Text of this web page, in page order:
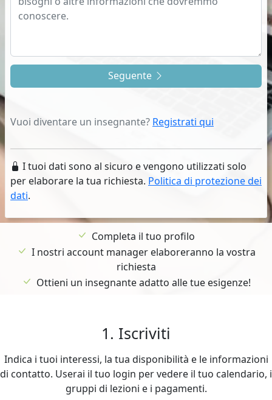
Seguente
Vuoi diventare un insegnante? Registrati qui
I tuoi dati sono al sicuro e vengono utilizzati solo
per elaborare la tua richiesta. Politica di protezione dei
dati.
Completa il tuo profilo
I nostri account manager elaboreranno la vostra
richiesta
Ottieni un insegnante adatto alle tue esigenze!
1. Iscriviti
Indica i tuoi interessi, la tua disponibilità e le informazioni
di contatto. Userai il tuo login per vedere il tuo calendario, i
gruppi di lezioni e i pagamenti.